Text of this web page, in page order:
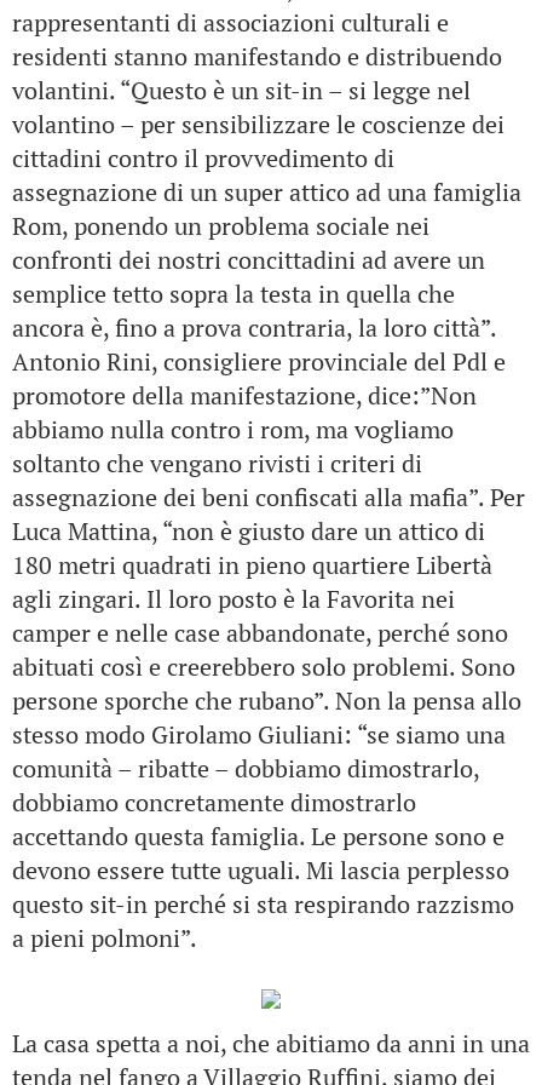
rappresentanti di associazioni culturali e
residenti stanno manifestando e distribuendo
volantini. “Questo è un sit-in – si legge nel
volantino – per sensibilizzare le coscienze dei
cittadini contro il provvedimento di
assegnazione di un super attico ad una famiglia
Rom, ponendo un problema sociale nei
confronti dei nostri concittadini ad avere un
semplice tetto sopra la testa in quella che
ancora è, fino a prova contraria, la loro città”.
Antonio Rini, consigliere provinciale del Pdl e
promotore della manifestazione, dice:”Non
abbiamo nulla contro i rom, ma vogliamo
soltanto che vengano rivisti i criteri di
assegnazione dei beni confiscati alla mafia”. Per
Luca Mattina, “non è giusto dare un attico di
180 metri quadrati in pieno quartiere Libertà
agli zingari. Il loro posto è la Favorita nei
camper e nelle case abbandonate, perché sono
abituati così e creerebbero solo problemi. Sono
persone sporche che rubano”. Non la pensa allo
stesso modo Girolamo Giuliani: “se siamo una
comunità – ribatte – dobbiamo dimostrarlo,
dobbiamo concretamente dimostrarlo
accettando questa famiglia. Le persone sono e
devono essere tutte uguali. Mi lascia perplesso
questo sit-in perché si sta respirando razzismo
a pieni polmoni”.
La casa spetta a noi, che abitiamo da anni in una
tenda nel fango a Villaggio Ruffini, siamo dei